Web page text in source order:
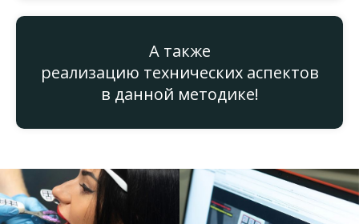
А также
реализацию технических аспектов
в данной методике!